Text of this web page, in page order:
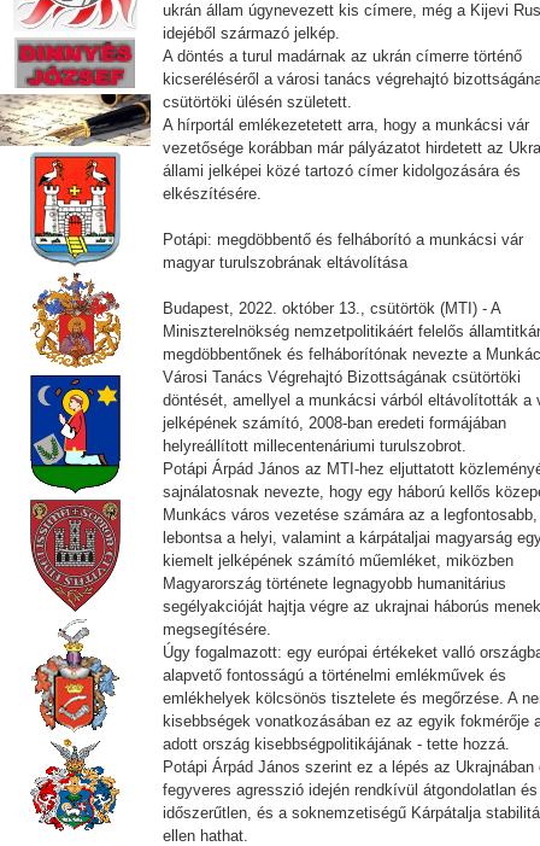
ukrán állam úgynevezett kis címere, még a Kijevi
idejéből származó jelkép.
A döntés a turul madárnak az ukrán címerre történő
kicseréléséről a városi tanács végrehajtó
csütörtöki ülésén született.
A hírportál emlékezetetett arra, hogy a munkácsi vár
vezetősége korábban már pályázatot hirdetett az
állami jelképei közé tartozó címer kidolgozására és
elkészítésére.
Potápi: megdöbbentő és felháborító a munkácsi vár
magyar turulszobrának eltávolítása
Budapest, 2022. október 13., csütörtök (MTI) - A
Miniszterelnökség nemzetpolitikáért felelős
megdöbbentőnek és felháborítónak nevezte a
Városi Tanács Végrehajtó Bizottságának csütörtöki
döntését, amellyel a munkácsi várból eltávolították a
jelképének számító, 2008-ban eredeti formájában
helyreállított millecentenáriumi turulszobrot.
Potápi Árpád János az MTI-hez eljuttatott
sajnálatosnak nevezte, hogy egy háború kellős
Munkács város vezetése számára az a
lebontsa a helyi, valamint a kárpátaljai magyarság
kiemelt jelképének számító műemléket, miközben
Magyarország története legnagyobb humanitárius
segélyakcióját hajtja végre az ukrajnai háborús
megsegítésére.
Úgy fogalmazott: egy európai értékeket valló
alapvető fontosságú a történelmi emlékművek és
emlékhelyek kölcsönös tisztelete és megőrzése. A
kisebbségek vonatkozásában ez az egyik fokmérője
adott ország kisebbségpolitikájának - tette hozzá.
Potápi Árpád János szerint ez a lépés az Ukrajnában
fegyveres agresszió idején rendkívül átgondolatlan és
időszerűtlen, és a soknemzetiségű Kárpátalja
ellen hathat.